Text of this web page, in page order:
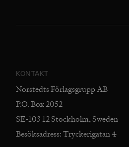
KONTAKT
Norstedts Förlagsgrupp AB
P.O. Box 2052
SE-103 12 Stockholm, Sweden
Besöksadress: Tryckerigatan 4